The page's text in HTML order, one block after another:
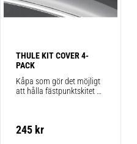
THULE KIT COVER 4-
PACK
Kåpa som gör det möjligt
att hålla fästpunktskitet
245 kr